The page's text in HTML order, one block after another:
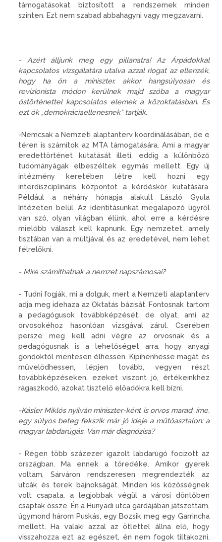
támogatásokat biztosított a rendszernek minden
szinten. Ezt nem szabad abbahagyni vagy megzavarni.
- Azért álljunk meg egy pillanatra! Az Árpádokkal
kapcsolatos vizsgálatára utalva azzal riogat az ellenzék,
hogy ha ön a miniszter, akkor hangsúlyosan és
revizionista módon kerülnek majd szóba a magyar
őstörténettel kapcsolatos elemek a közoktatásban. És
ezt ők „demokráciaellenesnek" tartják.
-Nemcsak a Nemzeti alaptanterv koordinálásában, de e
téren is számítok az MTA támogatására. Ami a magyar
eredettörténet kutatását illeti, eddig a különböző
tudományágak elbeszéltek egymás mellett. Egy új
intézmény keretében létre kell hozni egy
interdiszciplináris központot a kérdéskör kutatására.
Például a néhány hónapja alakult László Gyula
Intézeten belül. Az identitásunkat megalapozó ügyről
van szó, olyan világban élünk, ahol erre a kérdésre
mielőbb választ kell kapnunk. Egy nemzetet, amely
tisztában van a múltjával és az eredetével, nem lehet
félrelökni.
- Mire számíthatnak a nemzet napszámosai?
- Tudni fogják, mi a dolguk, mert a Nemzeti alaptanterv
adja meg idehaza az Oktatás bázisát. Fontosnak tartom
a pedagógusok továbbképzését, de olyat, ami az
orvosokéhoz hasonlóan vizsgával zárul. Cserében
persze meg kell adni végre az orvosnak és a
pedagógusnak is a lehetőséget arra, hogy anyagi
gondoktól mentesen élhessen. Kipihenhesse magát és
művelődhessen, lépjen tovább, vegyen részt
továbbképzéseken, ezeket viszont jó, értékeinkhez
ragaszkodó, azokat tisztelő előadókra kell bízni.
-Kásler Miklós nyilván miniszter-ként is orvos marad. íme,
egy súlyos beteg fekszik már jó ideje a műtőasztalon: a
magyar labdarúgás. Van már diagnózisa?
- Régen több százezer igazolt labdarúgó focizott az
országban. Ma ennek a töredéke. Amikor gyerek
voltam, Sárváron rendszeresen megrendezték az
utcák és terek bajnokságát. Minden kis közösségnek
volt csapata, a legjobbak végül a városi döntőben
csaptak össze. Én a Hunyadi utca gárdájában játszottam,
úgymond három Puskás, egy Bozsik meg egy Garrincha
mellett. Ha valaki azzal az ötlettel állna elő, hogy
visszahozza ezt az egészet, én nem fogok tiltakozni.